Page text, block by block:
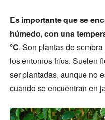
Es importante que se
húmedo, con una
°C. Son plantas de
los entornos fríos. Suelen
ser plantadas, aunque no
cuando se encuentran en